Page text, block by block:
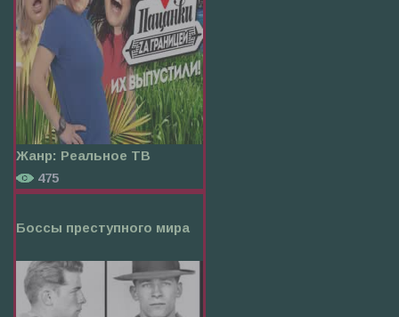
Жанр: Реальное ТВ
475
Боссы преступного мира